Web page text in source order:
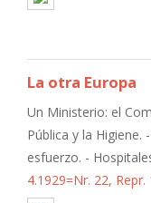
La otra Europa
Un Ministerio: el
Pública y la Higiene.
esfuerzo. -
4.1929=Nr. 22, Repr.